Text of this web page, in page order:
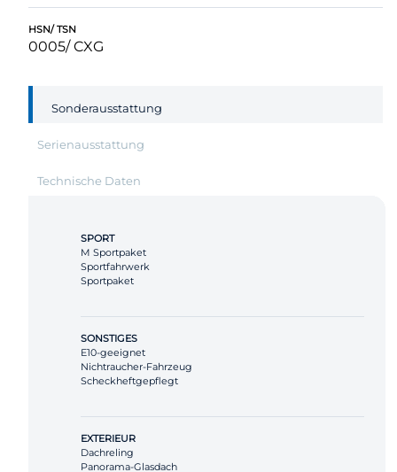
HSN/ TSN
0005/ CXG
Technische Daten
Sonderausstattung
Serienausstattung
SPORT
M Sportpaket
Sportfahrwerk
Sportpaket
SONSTIGES
E10-geeignet
Nichtraucher-Fahrzeug
Scheckheftgepflegt
EXTERIEUR
Dachreling
Panorama-Glasdach